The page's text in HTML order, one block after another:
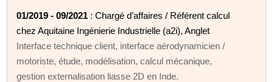
01/2019 - 09/2021 : Chargé d’affaires / Référent calcul
chez Aquitaine Ingénierie Industrielle (a2i), Anglet
Interface technique client, interface aérodynamicien /
motoriste, étude, modélisation, calcul mécanique,
gestion externalisation liasse 2D en Inde.